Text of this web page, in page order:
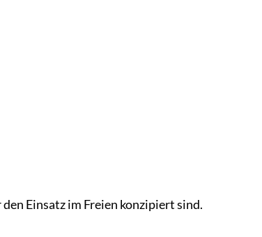
Einsatz im Freien konzipiert sind.